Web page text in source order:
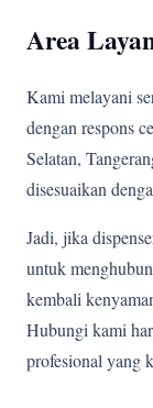
Area
Kami melayani
dengan respons
Selatan,
disesuaikan
Jadi, jika
untuk
kembali
Hubungi kami
profesional yang